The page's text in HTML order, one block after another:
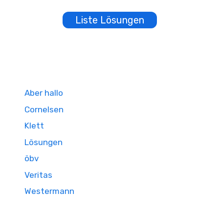
Liste Lösungen
Aber hallo
Cornelsen
Klett
Lösungen
öbv
Veritas
Westermann